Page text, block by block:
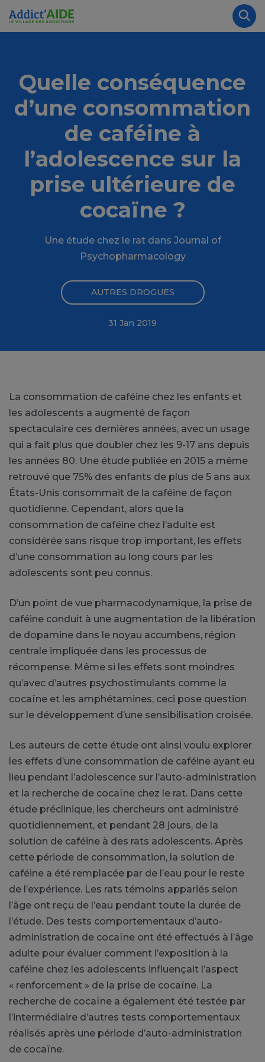
Aller au contenu principal
Quelle conséquence
d’une consommation
de caféine à
l’adolescence sur la
prise ultérieure de
cocaïne ?
Une étude chez le rat dans Journal of
Psychopharmacology
AUTRES DROGUES
31 Jan 2019
La consommation de caféine chez les enfants et
les adolescents a augmenté de façon
spectaculaire ces dernières années, avec un usage
qui a fait plus que doubler chez les 9-17 ans depuis
les années 80. Une étude publiée en 2015 a même
retrouvé que 75% des enfants de plus de 5 ans aux
États-Unis consommait de la caféine de façon
quotidienne. Cependant, alors que la
consommation de caféine chez l’adulte est
considérée sans risque trop important, les effets
d’une consommation au long cours par les
adolescents sont peu connus.
D’un point de vue pharmacodynamique, la prise de
caféine conduit à une augmentation de la libération
de dopamine dans le noyau accumbens, région
centrale impliquée dans les processus de
récompense. Même si les effets sont moindres
qu’avec d’autres psychostimulants comme la
cocaïne et les amphétamines, ceci pose question
sur le développement d’une sensibilisation croisée.
Les auteurs de cette étude ont ainsi voulu explorer
les effets d’une consommation de caféine ayant eu
lieu pendant l’adolescence sur l’auto-administration
et la recherche de cocaïne chez le rat. Dans cette
étude préclinique, les chercheurs ont administré
quotidiennement, et pendant 28 jours, de la
solution de caféine à des rats adolescents. Après
cette période de consommation, la solution de
caféine a été remplacée par de l’eau pour le reste
de l’expérience. Les rats témoins appariés selon
l’âge ont reçu de l’eau pendant toute la durée de
l’étude. Des tests comportementaux d’auto-
administration de cocaïne ont été effectués à l’âge
adulte pour évaluer comment l’exposition à la
caféine chez les adolescents influençait l’aspect
« renforcement » de la prise de cocaïne. La
recherche de cocaïne a également été testée par
l’intermédiaire d’autres tests comportementaux
réalisés après une période d’auto-administration
de cocaïne.
Panneau de gestion des cookies